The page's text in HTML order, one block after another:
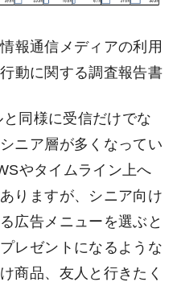
報通信メディアの利用
動に関する調査報告書
同様に受信だけでな
ニア層が多くなってい
やタイムライン上へ
りますが、シニア向け
広告メニューを選ぶと
レゼントになるような
商品、友人と行きたく